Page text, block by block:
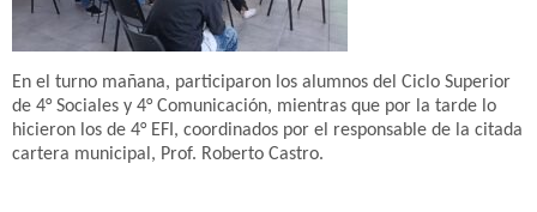
En el turno mañana, participaron los alumnos del Ciclo Superior
de 4° Sociales y 4° Comunicación, mientras que por la tarde lo
hicieron los de 4° EFI, coordinados por el responsable de la citada
cartera municipal, Prof. Roberto Castro.